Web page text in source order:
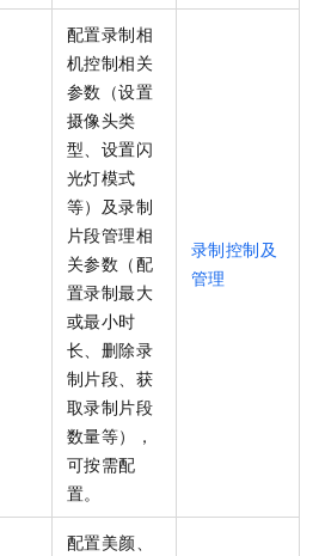
配置录制相
机控制相关
参数（设置
摄像头类
型、设置闪
光灯模式
等）及录制
片段管理相
关参数（配
置录制最大
或最小时
长、删除录
制片段、获
取录制片段
数量等），
可按需配
置。
录制控制及
管理
配置美颜、